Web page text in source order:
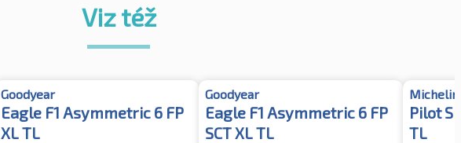
Viz též
Goodyear
Eagle F1 Asymmetric 6 FP
XL TL
Goodyear
Eagle F1 Asymmetric 6 FP
SCT XL TL
Michelin
Pilot
TL